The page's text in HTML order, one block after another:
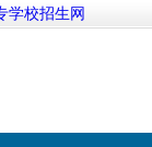
学校招生网